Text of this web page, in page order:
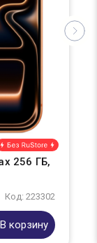
256 ГБ,
Код: 223302
В корзину